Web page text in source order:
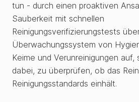
tun - durch einen proaktiven
Sauberkeit mit schnellen
Reinigungsverifizierungstests
Überwachungssystem von
Keime und Verunreinigungen
dabei, zu überprüfen, ob das
Reinigungsstandards einhält.